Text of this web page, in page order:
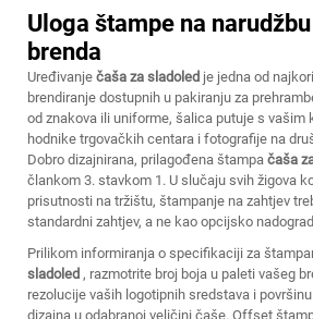
Uloga štampe na
brenda
Uređivanje čaša za sladoled je jedna od
brendiranje dostupnih u pakiranju za
od znakova ili uniforme, šalica putuje s vašim
hodnike trgovačkih centara i fotografije na
Dobro dizajnirana, prilagođena štampa čaša
člankom 3. stavkom 1. U slučaju svih žigova
prisutnosti na tržištu, štampanje na zahtjev
standardni zahtjev, a ne kao opcijsko
Prilikom informiranja o specifikaciji za
sladoled , razmotrite broj boja u paleti vašeg
rezolucije vaših logotipnih sredstava i
dizajna u odabranoj veličini čaše. Offset